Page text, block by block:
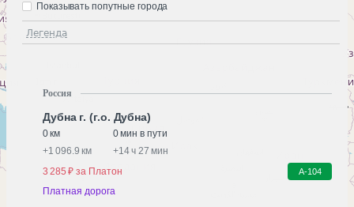
Легенда
Показывать попутные города
Россия
Дубна г. (г.о. Дубна)
0 км
0 мин в пути
+1 096.9 км +14 ч 27 мин
3 285 ₽ за Платон
А-104
Платная дорога